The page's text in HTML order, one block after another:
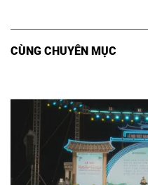
CÙNG CHUYÊN MỤC